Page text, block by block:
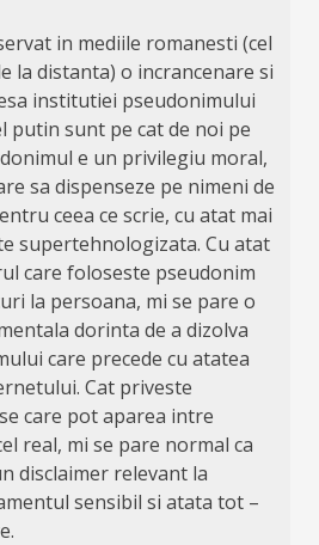
in mediile romanesti (cel
la distanta) o incrancenare si
institutiei pseudonimului
putin sunt pe cat de noi pe
e un privilegiu moral,
sa dispenseze pe nimeni de
ceea ce scrie, cu atat mai
supertehnologizata. Cu atat
care foloseste pseudonim
la persoana, mi se pare o
dorinta de a dizolva
care precede cu atatea
Cat priveste
care pot aparea intre
real, mi se pare normal ca
disclaimer relevant la
sensibil si atata tot –